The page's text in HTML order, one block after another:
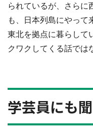
られているが、さらに
も、日本列島にやって
東北を拠点に暮らし
クワクしてくる話では
学芸員にも